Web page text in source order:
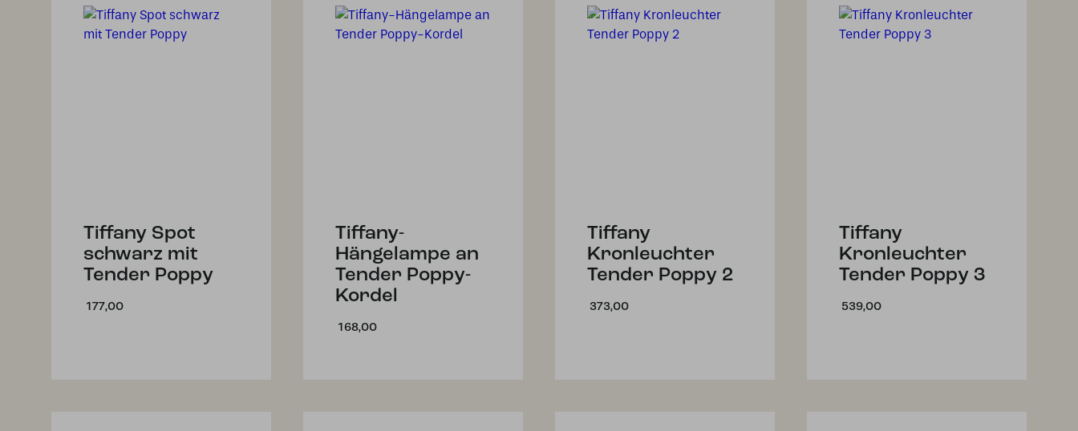
Tiffany Spot
schwarz mit
Tender Poppy
177,00
Tiffany-
Hängelampe an
Tender Poppy-
Kordel
168,00
Tiffany
Kronleuchter
Tender Poppy 2
373,00
Tiffany
Kronleuchter
Tender Poppy 3
539,00